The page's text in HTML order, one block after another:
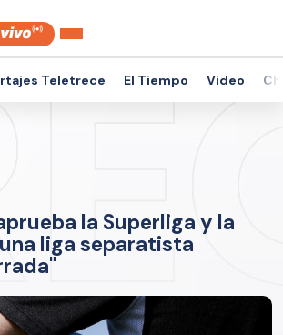
Teletrece El Tiempo Video
la Superliga y la
liga separatista